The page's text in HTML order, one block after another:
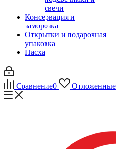
свечи
Консервация и
заморозка
Открытки и подарочная
упаковка
Пасха
Сравнение0 Отложенные